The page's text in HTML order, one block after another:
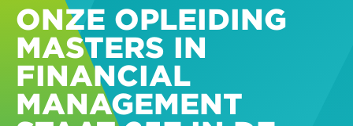
ONZE OPLEIDING
MASTERS IN
FINANCIAL
MANAGEMENT